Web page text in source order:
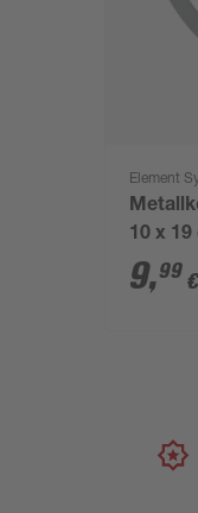
Element
10 x 19
9,99